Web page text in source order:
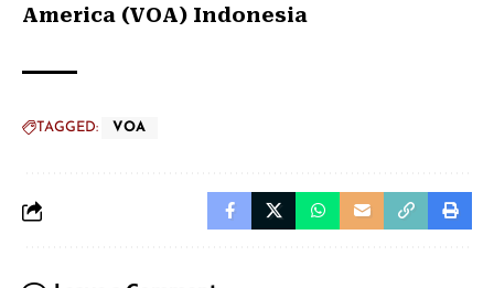
America (VOA) Indonesia
TAGGED: VOA